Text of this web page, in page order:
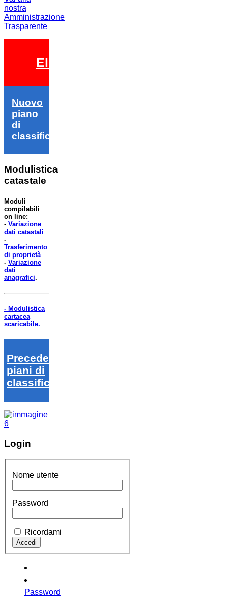
nostra
Amministrazione
Trasparente
Elezioni 2026
Nuovo
piano
di
classifica
Modulistica
catastale
Moduli
compilabili
on line:
- Variazione
dati catastali
-
Trasferimento
di proprietà
- Variazione
dati
anagrafici.
- Modulistica
cartacea
scaricabile.
Precedenti
piani di
classifica
Login
Nome utente
Password
Ricordami
Password